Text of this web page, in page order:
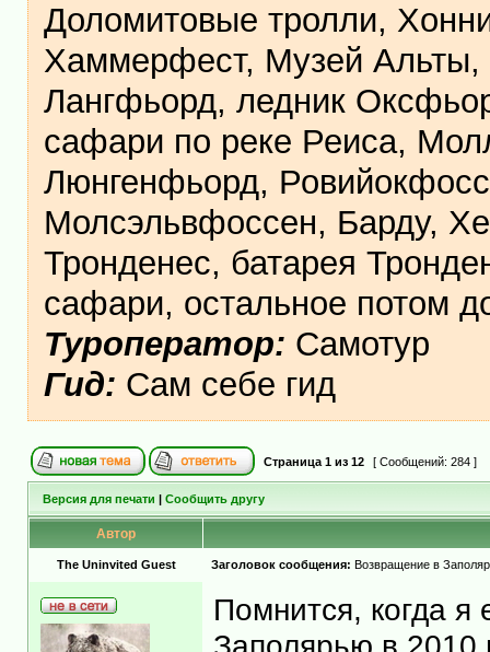
Доломитовые тролли,
Хаммерфест, Музей Альты,
Лангфьорд, ледник
сафари по реке Реиса,
Люнгенфьорд,
Молсэльвфоссен, Барду,
Тронденес, батарея
сафари, остальное потом
Туроператор: Самотур
Гид: Сам себе гид
Страница 1 из 12 [ Сообщений: 284 ]
Версия для печати | Сообщить другу
Автор
The Uninvited Guest Заголовок сообщения: Возвращение в
Помнится, когда я